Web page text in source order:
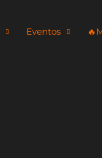
Eventos